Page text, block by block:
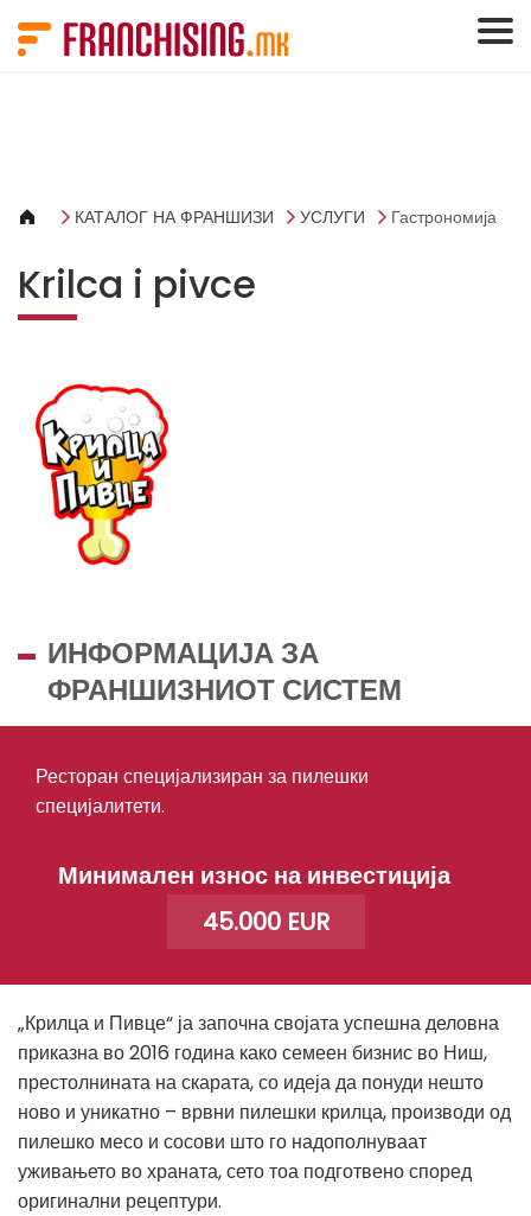
КАТАЛОГ НА ФРАНШИЗИ УСЛУГИ Гастрономија
Krilca i pivce
ИНФОРМАЦИЈА ЗА
ФРАНШИЗНИОТ СИСТЕМ
Ресторан специјализиран за пилешки
специјалитети.
Минимален износ на инвестиција
45.000 EUR
„Крилца и Пивце“ ја започна својата успешна деловна
приказна во 2016 година како семеен бизнис во Ниш,
престолнината на скарата, со идеја да понуди нешто
ново и уникатно – врвни пилешки крилца, производи од
пилешко месо и сосови што го надополнуваат
уживањето во храната, сето тоа подготвено според
оригинални рецептури.